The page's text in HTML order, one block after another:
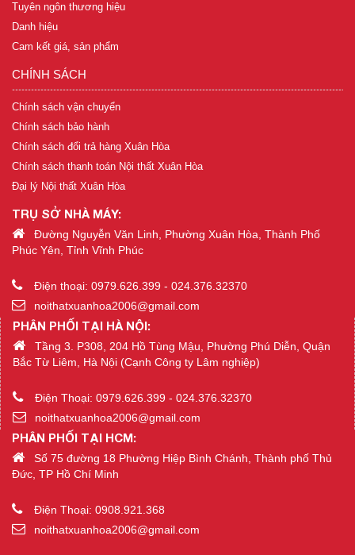
Tuyên ngôn thương hiệu
Danh hiệu
Cam kết giá, sản phẩm
CHÍNH SÁCH
Chính sách vận chuyển
Chính sách bảo hành
Chính sách đổi trả hàng Xuân Hòa
Chính sách thanh toán Nội thất Xuân Hòa
Đại lý Nội thất Xuân Hòa
TRỤ SỞ NHÀ MÁY:
Đường Nguyễn Văn Linh, Phường Xuân Hòa, Thành Phố
Phúc Yên, Tỉnh Vĩnh Phúc
Điện thoại: 0979.626.399 - 024.376.32370
noithatxuanhoa2006@gmail.com
PHÂN PHỐI TẠI HÀ NỘI:
Tầng 3. P308, 204 Hồ Tùng Mậu, Phường Phú Diễn, Quận
Bắc Từ Liêm, Hà Nội (Cạnh Công ty Lâm nghiệp)
Điện Thoại: 0979.626.399 - 024.376.32370
noithatxuanhoa2006@gmail.com
PHÂN PHỐI TẠI HCM:
Số 75 đường 18 Phường Hiệp Bình Chánh, Thành phố Thủ
Đức, TP Hồ Chí Minh
Điện Thoại: 0908.921.368
noithatxuanhoa2006@gmail.com